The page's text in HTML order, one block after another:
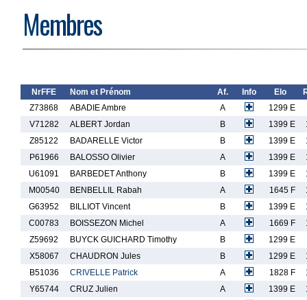
Membres
NrFFE Nom et Prénom Af. Info Elo
Z73868
ABADIE Ambre A
1299 E
V71282
ALBERT Jordan B 1399 E
Z85122
BADARELLE Victor B 1399 E
P61966
BALOSSO Olivier A 1399 E
U61091
BARBEDET Anthony B 1399 E
M00540
BENBELLIL Rabah A 1645 F
G63952
BILLIOT Vincent B 1399 E
C00783
BOISSEZON Michel A 1669 F
Z59692
BUYCK GUICHARD Timothy B
1299 E
X58067
CHAUDRON Jules B 1299 E
B51036
CRIVELLE Patrick A 1828 F
Y65744
CRUZ Julien A 1399 E